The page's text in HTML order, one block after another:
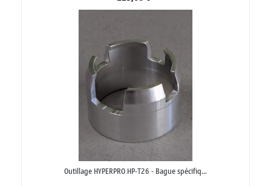
Outillage HYPERPRO HP-T26 - Bague spécifiq...